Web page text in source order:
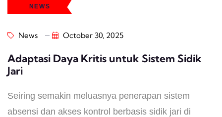
NEWS
News October 30, 2025
Adaptasi Daya Kritis untuk Sistem Sidik
Jari
Seiring semakin meluasnya penerapan sistem
absensi dan akses kontrol berbasis sidik jari di